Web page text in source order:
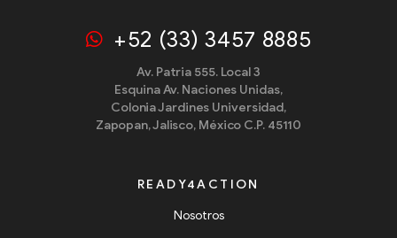
+52 (33) 3457 8885
Av. Patria 555. Local 3
Esquina Av. Naciones Unidas,
Colonia Jardines Universidad,
Zapopan, Jalisco, México C.P. 45110
READY4ACTION
Nosotros